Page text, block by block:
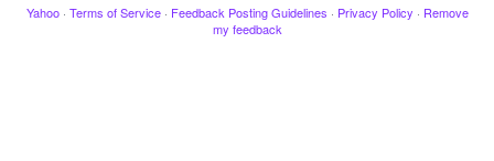
Yahoo · Terms of Service · Feedback Posting Guidelines · Privacy Policy · Remove
my feedback